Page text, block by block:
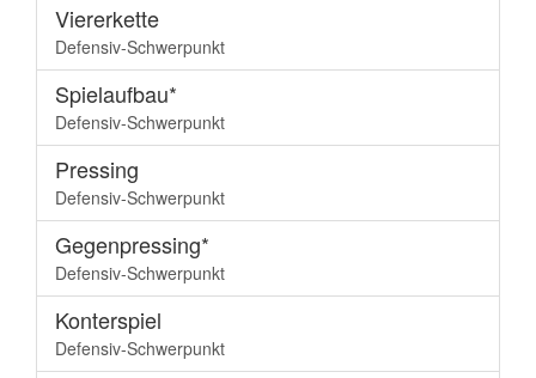
Viererkette
Defensiv-Schwerpunkt
Spielaufbau*
Defensiv-Schwerpunkt
Pressing
Defensiv-Schwerpunkt
Gegenpressing*
Defensiv-Schwerpunkt
Konterspiel
Defensiv-Schwerpunkt